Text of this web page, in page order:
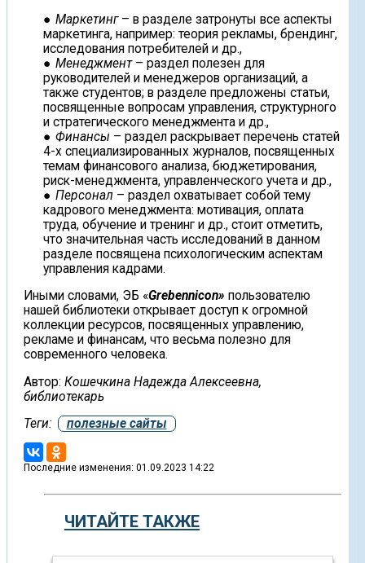
Маркетинг– в разделе затронуты все аспекты
маркетинга, например: теория рекламы, брендинг,
исследования потребителей и др.,
Менеджмент– раздел полезен для
руководителей и менеджеров организаций, а
также студентов; в разделе предложены статьи,
посвященные вопросам управления, структурного
и стратегического менеджмента и др.,
Финансы – раздел раскрывает перечень статей
4-х специализированных журналов, посвященных
темам финансового анализа, бюджетирования,
риск-менеджмента, управленческого учета и др.,
Персонал – раздел охватывает собой тему
кадрового менеджмента: мотивация, оплата
труда, обучение и тренинг и др., стоит отметить,
что значительная часть исследований в данном
разделе посвящена психологическим аспектам
управления кадрами.
Иными словами, ЭБ «Grebennicon» пользователю
нашей библиотеки открывает доступ к огромной
коллекции ресурсов, посвященных управлению,
рекламе и финансам, что весьма полезно для
современного человека.
Автор: Кошечкина Надежда Алексеевна,
библиотекарь
Теги:
полезные сайты
Последние изменения: 01.09.2023 14:22
ЧИТАЙТЕ ТАКЖЕ